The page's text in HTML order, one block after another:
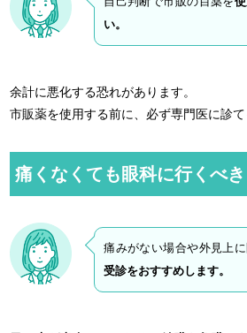
い。
余計に悪化する恐れがあります。
市販薬を使用する前に、必ず専門医に診て
痛くなくても眼科に行くべき
痛みがない場合や外見上に
受診をおすすめします。